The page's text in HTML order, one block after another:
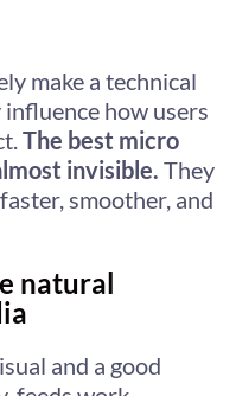
make a technical
how users
The best micro
invisible. They
smoother, and
natural
and a good